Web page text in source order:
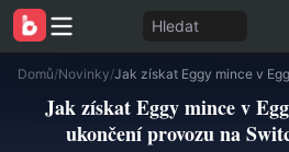
Hledat
Domů/Novinky/
Jak získat Eggy mince v
ukončení provozu na